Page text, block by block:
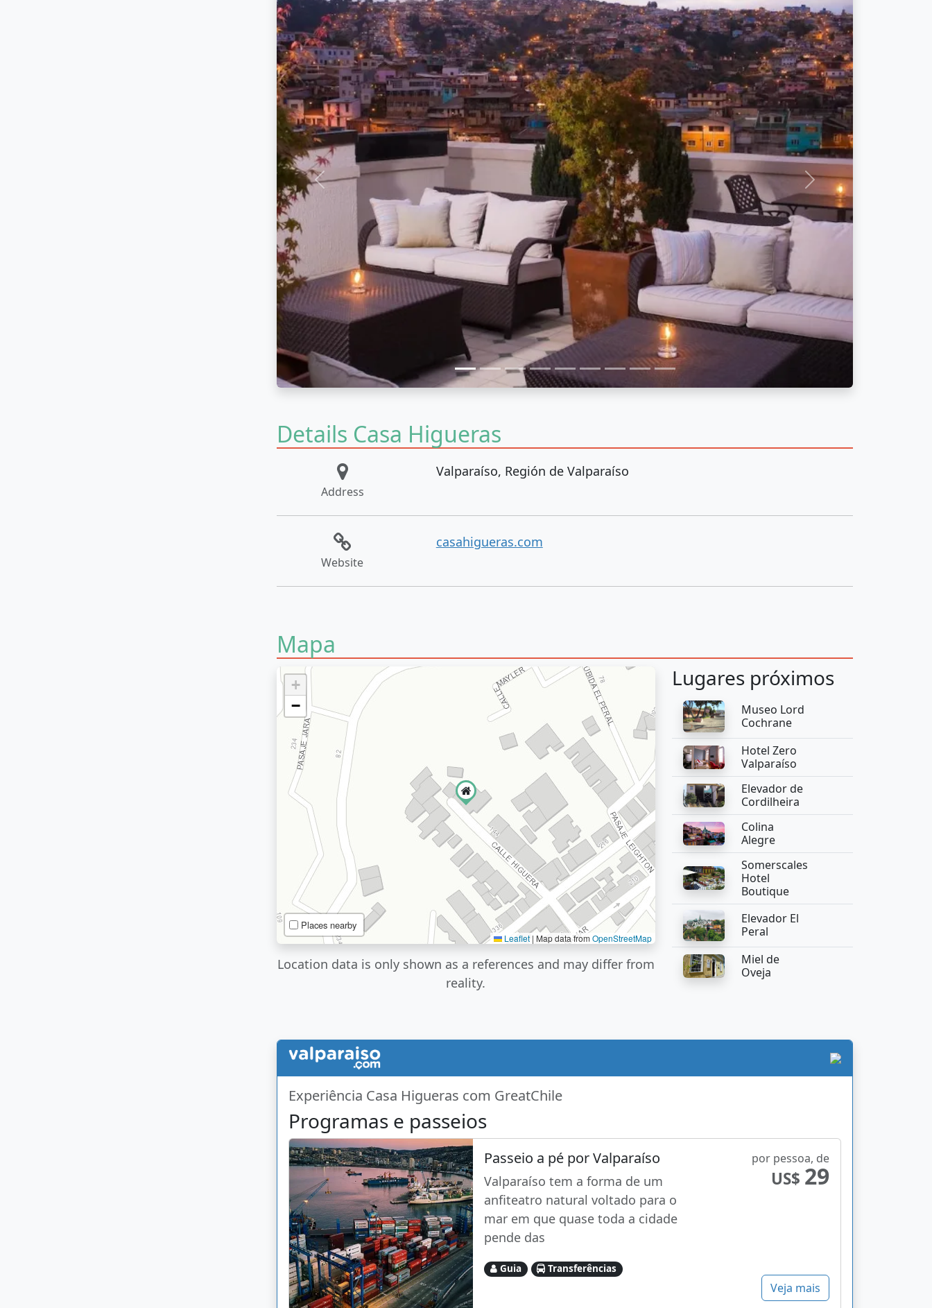
Anterior Próximo
Details Casa Higueras
Address
Valparaíso, Región de Valparaíso
Website
casahigueras.com
Mapa
+
−
Places nearby
Leaflet | Map data from OpenStreetMap
Location data is only shown as a references and may differ from
reality.
Lugares próximos
Museo Lord
Cochrane
Hotel Zero
Valparaíso
Elevador de
Cordilheira
Colina
Alegre
Somerscales
Hotel
Boutique
Elevador El
Peral
Miel de
Oveja
Experiência Casa Higueras com GreatChile
Programas e passeios
Passeio a pé por Valparaíso
Valparaíso tem a forma de um
anfiteatro natural voltado para o
mar em que quase toda a cidade
pende das
Guia Transferências
por pessoa, de
US$ 29
Veja mais